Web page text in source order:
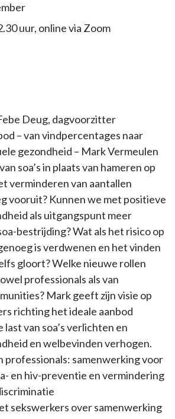
uur, online via Zoom
Deug, dagvoorzitter
– van vindpercentages naar
gezondheid – Mark Vermeulen
soa’s in plaats van hameren op
verminderen van aantallen
vooruit? Kunnen we met positieve
als uitgangspunt meer
bestrijding? Wat als het risico op
is verdwenen en het vinden
gloort? Welke nieuwe rollen
professionals als van
Mark geeft zijn visie op
richting het ideale aanbod
last van soa’s verlichten en
en welbevinden verhogen.
professionals: samenwerking voor
en hiv-preventie en vermindering
sekswerkers over samenwerking